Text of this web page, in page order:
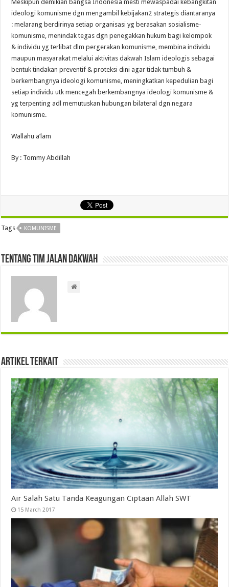
Meskipun demikian bangsa Indonesia mesti mewaspadai kebangkitan
ideologi komunisme dgn mengambil kebijakan2 strategis diantaranya
: melarang berdirinya setiap organisasi yg berasakan sosialisme-
komunisme, menindak tegas dgn penegakkan hukum bagi kelompok
& individu yg terlibat dlm pergerakan komunisme, membina individu
maupun masyarakat melalui aktivitas dakwah Islam ideologis sebagai
bentuk tindakan preventif & proteksi dini agar tidak tumbuh &
berkembangnya ideologi komunisme, meningkatkan kepedulian bagi
setiap individu utk mencegah berkembangnya ideologi komunisme &
yg terpenting adl memutuskan hubungan bilateral dgn negara
komunisme.
Wallahu a’lam
By : Tommy Abdillah
Tags KOMUNISME
Tentang Tim Jalan Dakwah
Artikel Terkait
Air Salah Satu Tanda Keagungan Ciptaan Allah SWT
15 March 2017